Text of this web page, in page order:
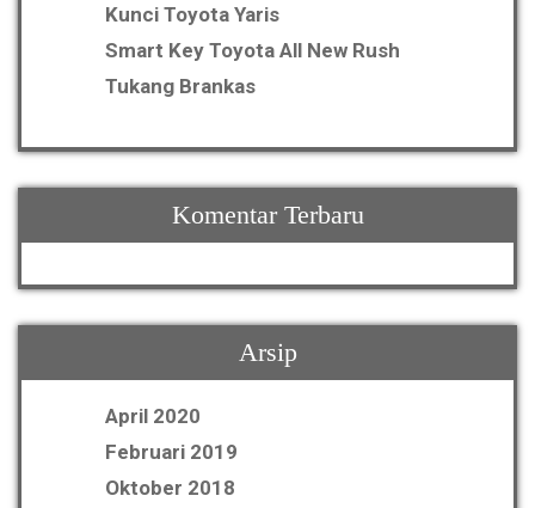
Kunci Toyota Yaris
Smart Key Toyota All New Rush
Tukang Brankas
Komentar Terbaru
Arsip
April 2020
Februari 2019
Oktober 2018